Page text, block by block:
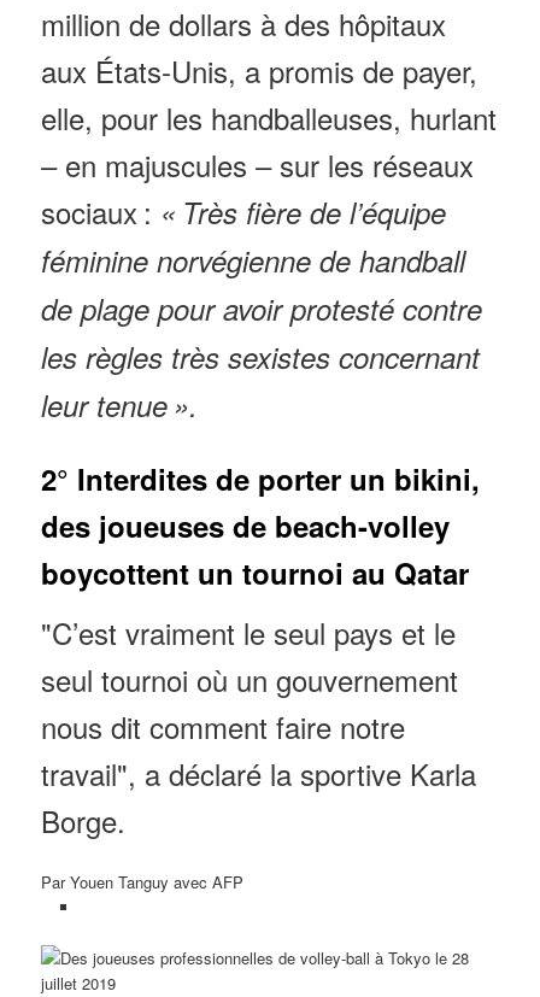
million de dollars à des hôpitaux
aux États-Unis, a promis de payer,
elle, pour les handballeuses, hurlant
– en majuscules – sur les réseaux
sociaux : « Très fière de l’équipe
féminine norvégienne de handball
de plage pour avoir protesté contre
les règles très sexistes concernant
leur tenue ».
2° Interdites de porter un bikini,
des joueuses de beach-volley
boycottent un tournoi au Qatar
"C’est vraiment le seul pays et le
seul tournoi où un gouvernement
nous dit comment faire notre
travail", a déclaré la sportive Karla
Borge.
Par Youen Tanguy avec AFP